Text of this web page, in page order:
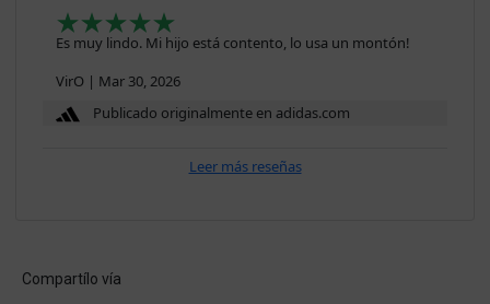
Es muy lindo. Mi hijo está contento, lo usa un montón!
VirO | Mar 30, 2026
Publicado originalmente en adidas.com
Leer más reseñas
Compartílo vía